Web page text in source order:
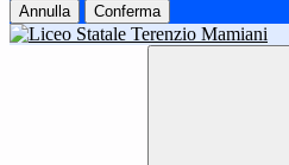
Annulla Conferma